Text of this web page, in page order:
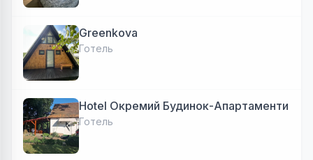
Greenkova
Готель
Hotel Окремий Будинок-Апартаменти
Готель